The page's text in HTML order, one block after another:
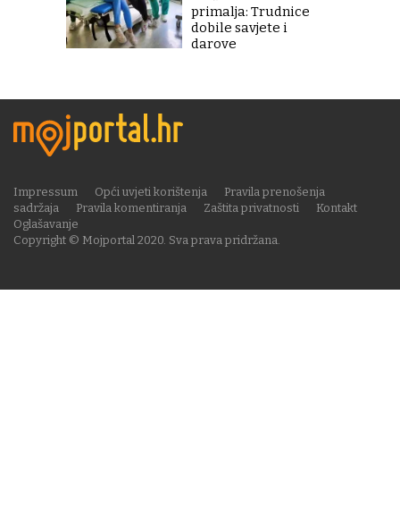
primalja: Trudnice
dobile savjete i
darove
Copyright © Mojportal 2020. Sva prava pridržana.
Impressum Opći uvjeti korištenja
Pravila prenošenja
sadržaja
Pravila komentiranja Zaštita privatnosti
Kontakt
Oglašavanje